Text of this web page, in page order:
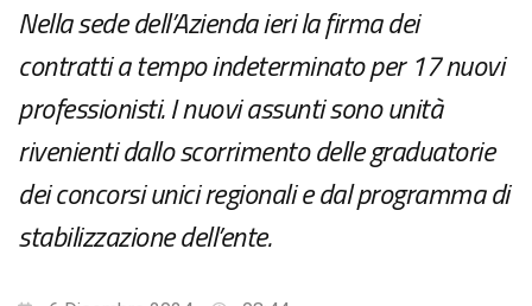
Nella sede dell’Azienda ieri la firma dei
contratti a tempo indeterminato per 17 nuovi
professionisti. I nuovi assunti sono unità
rivenienti dallo scorrimento delle graduatorie
dei concorsi unici regionali e dal programma di
stabilizzazione dell’ente.